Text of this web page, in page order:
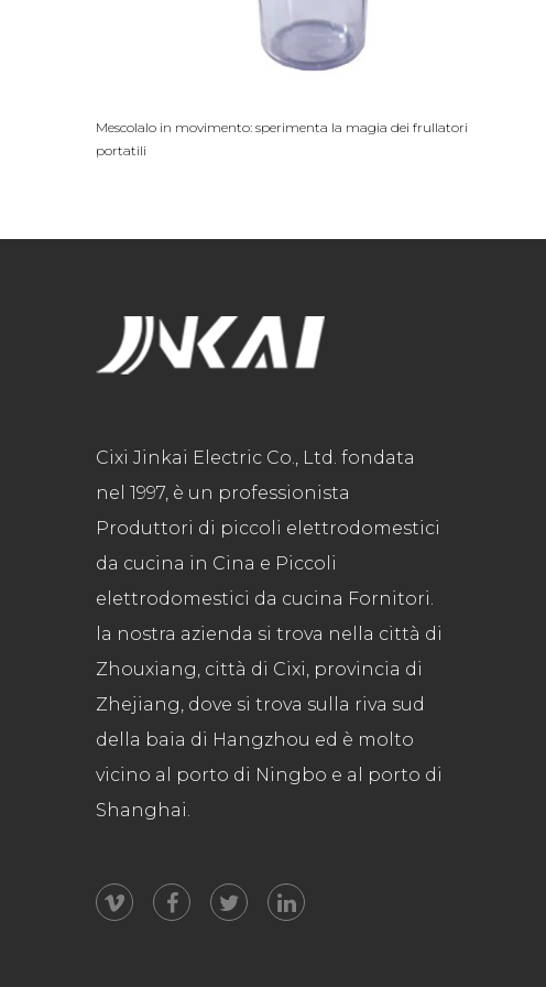
Mescolalo in movimento: sperimenta la magia dei frullatori
portatili
Cixi Jinkai Electric Co., Ltd. fondata
nel 1997, è un professionista
Produttori di piccoli elettrodomestici
da cucina in Cina e Piccoli
elettrodomestici da cucina Fornitori
la nostra azienda si trova nella città di
Zhouxiang, città di Cixi, provincia di
Zhejiang, dove si trova sulla riva sud
della baia di Hangzhou ed è molto
vicino al porto di Ningbo e al porto di
Shanghai.